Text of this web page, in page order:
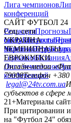
Лига чемпионов
конференций
САЙТ ФУТБОЛ 24
РедакцияПрогнозы
сайтуКонтакты
политика
Соц. сети
facebookxyoutube
УКРАИНА
УкраинаПервая
ЧЕМПИОНАТЫ
ГерманияИспания
ЕВРОКУБКИ
Лига чемпионов
конференций
Онлайн-медиа
79008Телефон
legal@24tv.com.ua
субъектов в сфере
21+Материалы
При цитировании
на "Футбол 24"